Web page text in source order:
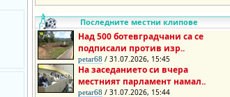
Последните местни клипове
Над 500 ботевградчани са се
подписали против изр..
petar68 / 31.07.2026, 15:45
На заседанието си вчера
местният парламент намал..
petar68 / 31.07.2026, 15:44